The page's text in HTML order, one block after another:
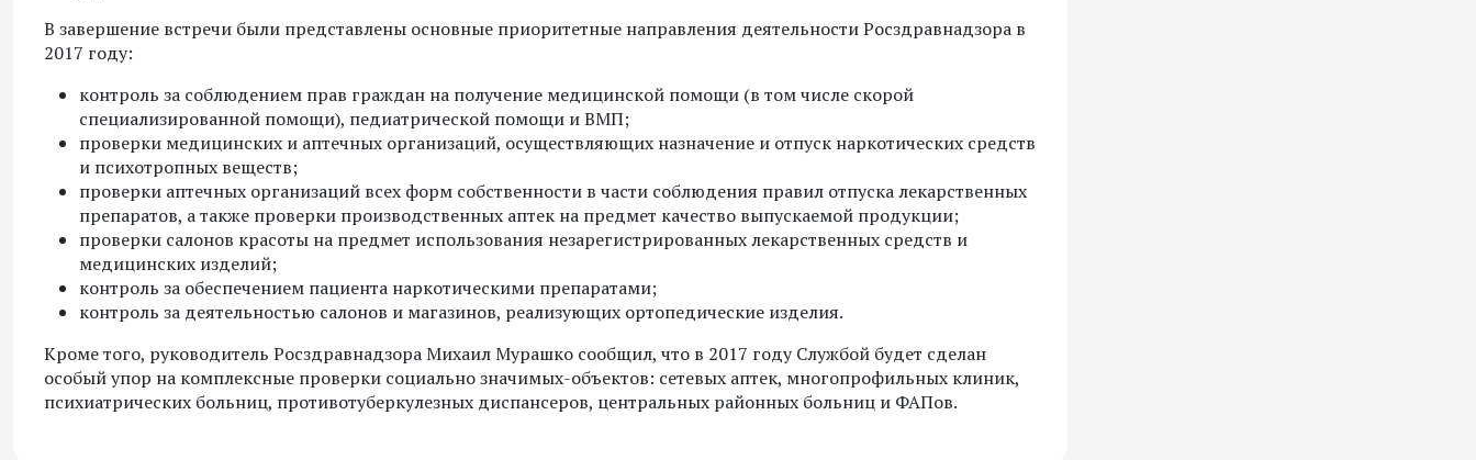
В завершение встречи были представлены основные приоритетные направления деятельности Росздравнадзора в
2017 году:
контроль за соблюдением прав граждан на получение медицинской помощи (в том числе скорой
специализированной помощи), педиатрической помощи и ВМП;
проверки медицинских и аптечных организаций, осуществляющих назначение и отпуск наркотических средств
и психотропных веществ;
проверки аптечных организаций всех форм собственности в части соблюдения правил отпуска лекарственных
препаратов, а также проверки производственных аптек на предмет качество выпускаемой продукции;
проверки салонов красоты на предмет использования незарегистрированных лекарственных средств и
медицинских изделий;
контроль за обеспечением пациента наркотическими препаратами;
контроль за деятельностью салонов и магазинов, реализующих ортопедические изделия.
Кроме того, руководитель Росздравнадзора Михаил Мурашко сообщил, что в 2017 году Службой будет сделан
особый упор на комплексные проверки социально значимых-объектов: сетевых аптек, многопрофильных клиник,
психиатрических больниц, противотуберкулезных диспансеров, центральных районных больниц и ФАПов.